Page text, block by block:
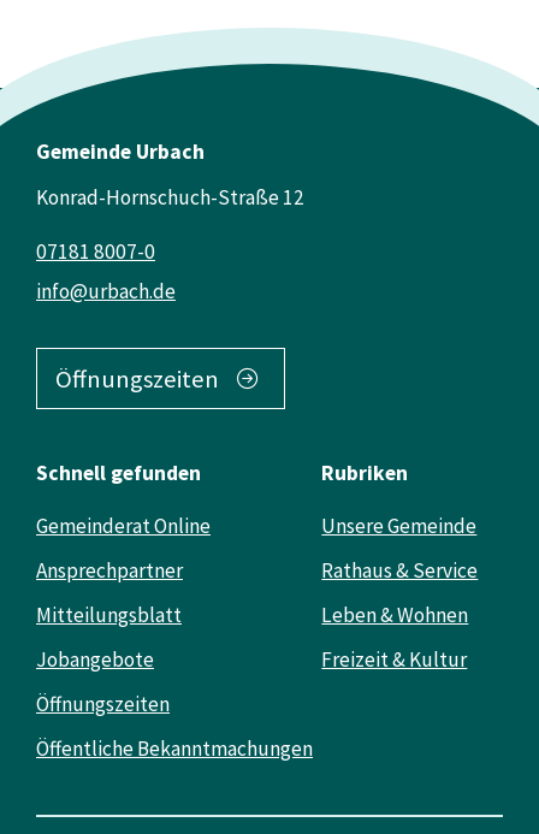
Gemeinde Urbach
Konrad-Hornschuch-Straße 12
info@urbach.de
07181 8007-0
Öffnungszeiten
Schnell gefunden
Gemeinderat Online
Ansprechpartner
Mitteilungsblatt
Jobangebote
Öffnungszeiten
Öffentliche Bekanntmachungen
Rubriken
Unsere Gemeinde
Rathaus & Service
Leben & Wohnen
Freizeit & Kultur